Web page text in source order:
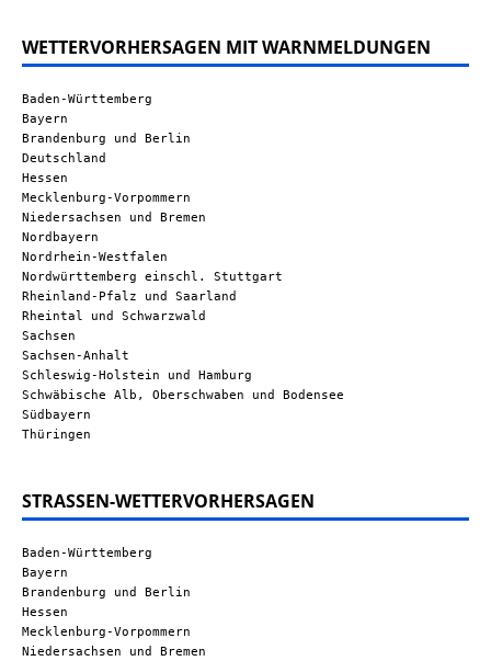
WETTERVORHERSAGEN MIT WARNMELDUNGEN
Baden-Württemberg
Bayern
Brandenburg und Berlin
Deutschland
Hessen
Mecklenburg-Vorpommern
Niedersachsen und Bremen
Nordbayern
Nordrhein-Westfalen
Nordwürttemberg einschl. Stuttgart
Rheinland-Pfalz und Saarland
Rheintal und Schwarzwald
Sachsen
Sachsen-Anhalt
Schleswig-Holstein und Hamburg
Schwäbische Alb, Oberschwaben und Bodensee
Südbayern
Thüringen
STRASSEN-WETTERVORHERSAGEN
Baden-Württemberg
Bayern
Brandenburg und Berlin
Hessen
Mecklenburg-Vorpommern
Niedersachsen und Bremen